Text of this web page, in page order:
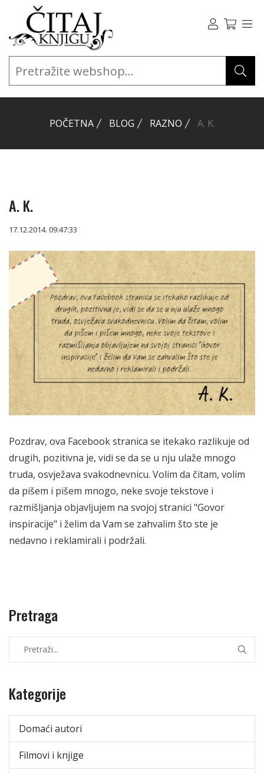
POČETNA BLOG RAZNO A. K.
A. K.
17.12.2014. 09:47:33
Pozdrav, ova Facebook stranica se itekako razlikuje od
drugih, pozitivna je, vidi se da se u nju ulaže mnogo
truda, osvježava svakodnevnicu. Volim da čitam, volim
da pišem i pišem mnogo, neke svoje tekstove i
razmišljanja objavljujem na svojoj stranici "Govor
inspiracije" i želim da Vam se zahvalim što ste je
nedavno i reklamirali i podržali.
Pretraga
Kategorije
Domaći autori
Filmovi i knjige